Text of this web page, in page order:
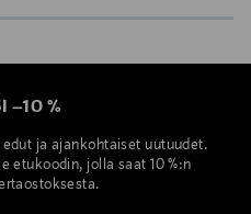
Paris, France
–10 %
ja ajankohtaiset uutuudet.
etukoodin, jolla saat 10 %:n